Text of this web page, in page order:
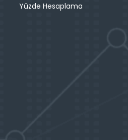
Yüzde Hesaplama